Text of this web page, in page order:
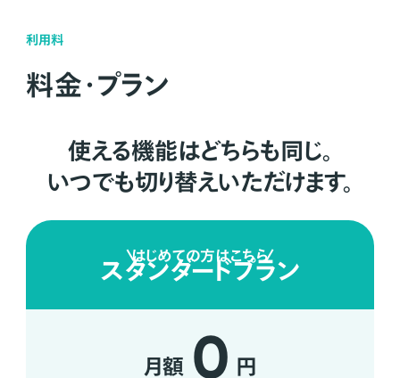
利用料
料金・プラン
使える機能はどちらも同じ。
いつでも切り替えいただけます。
はじめての方はこちら
スタンダードプラン
月額 0 円